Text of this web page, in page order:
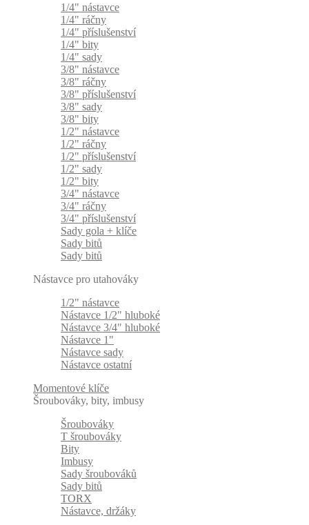
1/4" nástavce
1/4" ráčny
1/4" příslušenství
1/4" bity
1/4" sady
3/8" nástavce
3/8" ráčny
3/8" příslušenství
3/8" sady
3/8" bity
1/2" nástavce
1/2" ráčny
1/2" příslušenství
1/2" sady
1/2" bity
3/4" nástavce
3/4" ráčny
3/4" příslušenství
Sady gola + klíče
Sady bitů
Sady bitů
Nástavce pro utahováky
1/2" nástavce
Nástavce 1/2" hluboké
Nástavce 3/4" hluboké
Nástavce 1"
Nástavce sady
Nástavce ostatní
Momentové klíče
Šroubováky, bity, imbusy
Šroubováky
T šroubováky
Bity
Imbusy
Sady šroubováků
Sady bitů
TORX
Nástavce, držáky